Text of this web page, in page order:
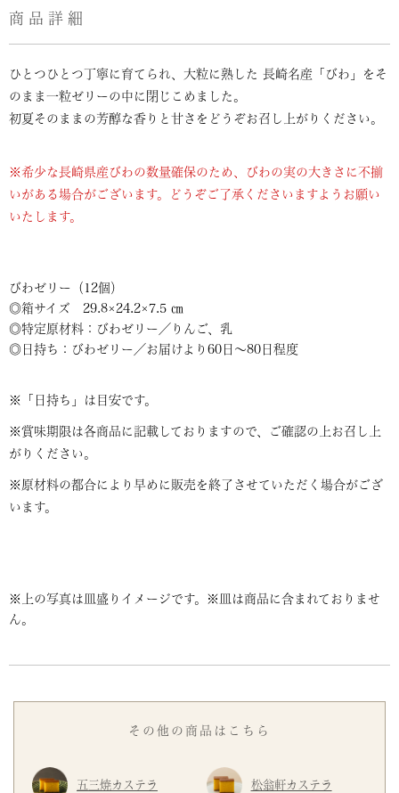
商品詳細
ひとつひとつ丁寧に育てられ、大粒に熟した 長崎名産「びわ」をそ
のまま一粒ゼリーの中に閉じこめました。
初夏そのままの芳醇な香りと甘さをどうぞお召し上がりください。
※希少な長崎県産びわの数量確保のため、びわの実の大きさに不揃
いがある場合がございます。どうぞご了承くださいますようお願い
いたします。
びわゼリー（12個）
◎箱サイズ 29.8×24.2×7.5 ㎝
◎特定原材料：びわゼリー／りんご、乳
◎日持ち：びわゼリー／お届けより60日～80日程度
※「日持ち」は目安です。
※賞味期限は各商品に記載しておりますので、ご確認の上お召し上
がりください。
※原材料の都合により早めに販売を終了させていただく場合がござ
います。
※上の写真は皿盛りイメージです。※皿は商品に含まれておりませ
ん。
その他の商品はこちら
五三焼カステラ 松翁軒カステラ